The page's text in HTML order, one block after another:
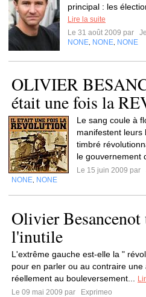
principal : les
Lire la suite
Le 31 août 2009 par
NONE NONE NONE
OLIVIER
était une fois la
Le sang coule à
manifestent leurs
timbré
le gouvernement
Le 15 juin 2009 par
NONE NONE
Olivier Besancenot
l'inutile
L'extrême gauche est-elle la "
pour en parler ou au contraire
réellement au bouleversement...
Le 09 mai 2009 par
Exprimeo